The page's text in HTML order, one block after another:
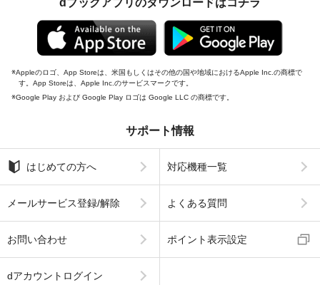
dブックアプリのダウンロードはコチラ
Appleのロゴ、App Storeは、米国もしくはその他の国や地域におけるApple Inc.の商標で
す。App Storeは、Apple Inc.のサービスマークです。
Google Play および Google Play ロゴは Google LLC の商標です。
サポート情報
はじめての方へ 対応機種一覧
メールサービス登録/解除 よくある質問
お問い合わせ ポイント表示設定
dアカウントログイン